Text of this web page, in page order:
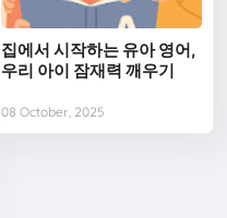
집에서 시작하는 유아 영어,
우리 아이 잠재력 깨우기
08 October, 2025